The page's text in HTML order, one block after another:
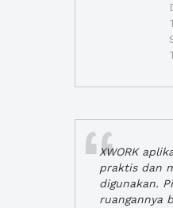
XWORK
praktis dan
digunakan.
ruangannya